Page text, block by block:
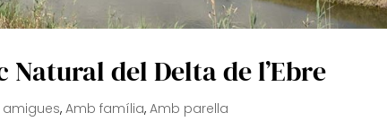
del Delta de l’Ebre
,Amb família,Amb parella